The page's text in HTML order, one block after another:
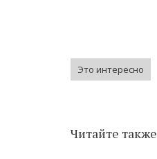
Это интересно
Читайте также